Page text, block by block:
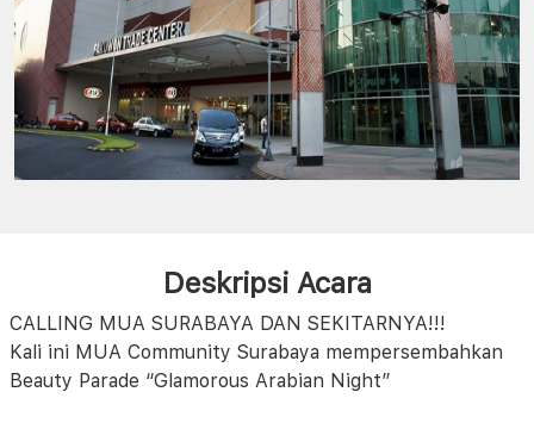
Deskripsi Acara
CALLING MUA SURABAYA DAN SEKITARNYA!!!
Kali ini MUA Community Surabaya mempersembahkan
Beauty Parade “Glamorous Arabian Night”